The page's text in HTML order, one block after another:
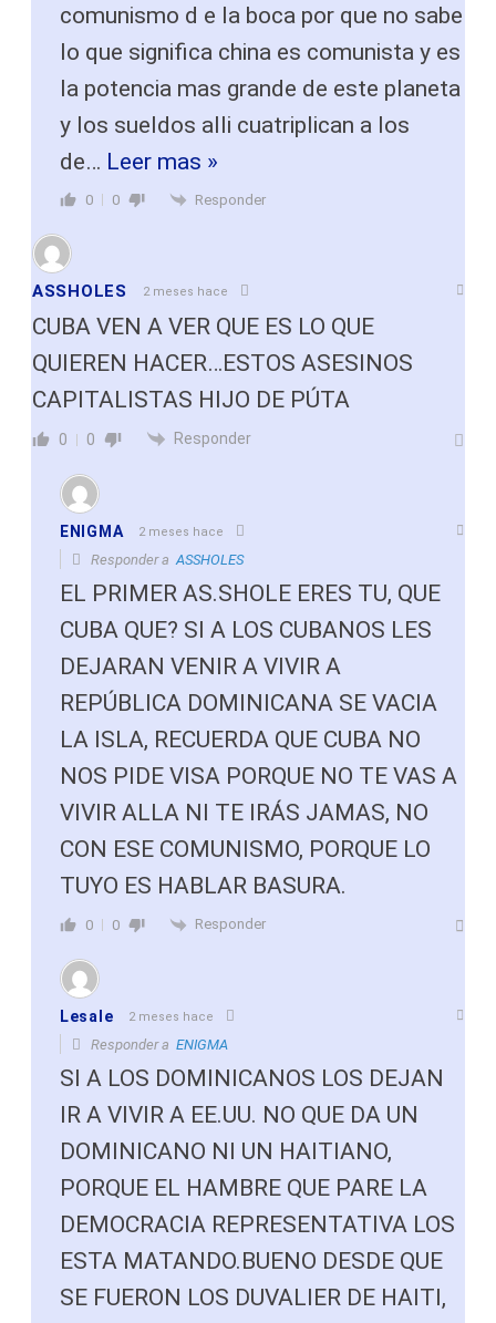
comunismo d e la boca por que no sabe
lo que significa china es comunista y es
la potencia mas grande de este planeta
y los sueldos alli cuatriplican a los
de… Leer mas »
0 0 Responder
ASSHOLES 2 meses hace
CUBA VEN A VER QUE ES LO QUE
QUIEREN HACER…ESTOS ASESINOS
CAPITALISTAS HIJO DE PÚTA
0 0 Responder
ENIGMA 2 meses hace
Responder aASSHOLES
EL PRIMER AS.SHOLE ERES TU, QUE
CUBA QUE? SI A LOS CUBANOS LES
DEJARAN VENIR A VIVIR A
REPÚBLICA DOMINICANA SE VACIA
LA ISLA, RECUERDA QUE CUBA NO
NOS PIDE VISA PORQUE NO TE VAS A
VIVIR ALLA NI TE IRÁS JAMAS, NO
CON ESE COMUNISMO, PORQUE LO
TUYO ES HABLAR BASURA.
0 0 Responder
Lesale 2 meses hace
Responder a ENIGMA
SI A LOS DOMINICANOS LOS DEJAN
IR A VIVIR A EE.UU. NO QUE DA UN
DOMINICANO NI UN HAITIANO,
PORQUE EL HAMBRE QUE PARE LA
DEMOCRACIA REPRESENTATIVA LOS
ESTA MATANDO.BUENO DESDE QUE
SE FUERON LOS DUVALIER DE HAITI,